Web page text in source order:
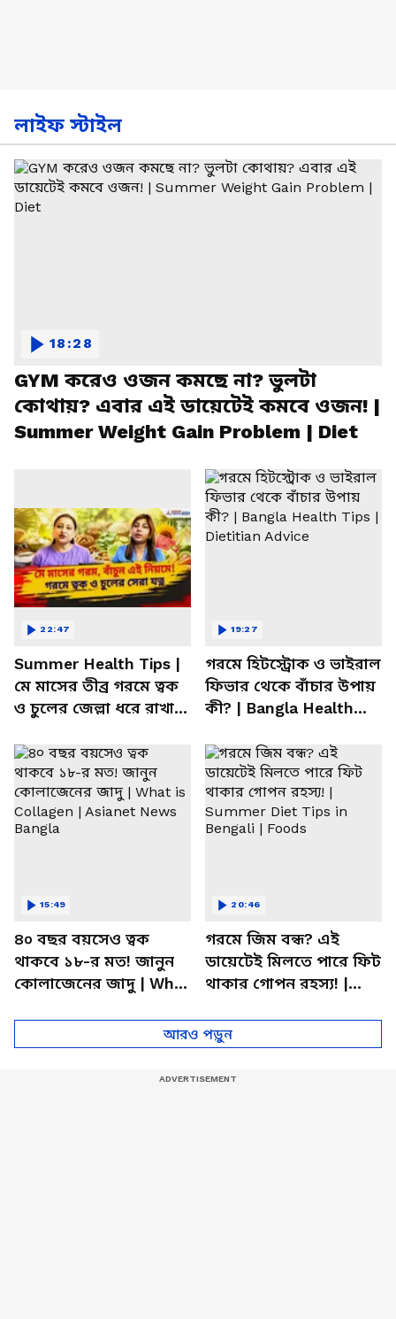
লাইফ স্টাইল
GYM করেও ওজন কমছে না? ভুলটা
কোথায়? এবার এই ডায়েটেই কমবে ওজন! |
Summer Weight Gain Problem | Diet
18:28
Summer Health Tips |
মে মাসের তীব্র গরমে ত্বক
ও চুলের জেল্লা ধরে রাখার
22:47
গরমে হিটস্ট্রোক ও ভাইরাল
ফিভার থেকে বাঁচার উপায়
কী? | Bangla Health
19:27
৪০ বছর বয়সেও ত্বক
থাকবে ১৮-র মত! জানুন
কোলাজেনের জাদু | What
15:49
গরমে জিম বন্ধ? এই
ডায়েটেই মিলতে পারে ফিট
থাকার গোপন রহস্য! |
Bengali | Foods
20:46
আরও পড়ুন